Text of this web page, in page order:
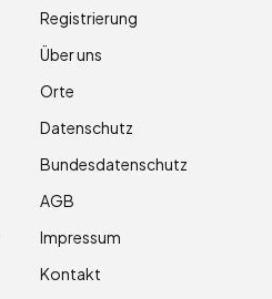
Registrierung
Über uns
Orte
Datenschutz
Bundesdatenschutz
AGB
Impressum
Kontakt